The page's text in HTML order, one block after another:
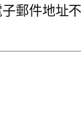
郵件地址